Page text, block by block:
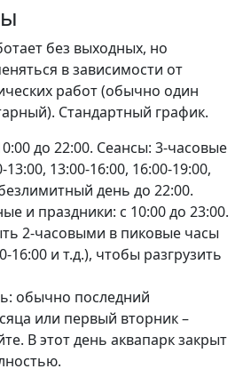
без выходных, но
в зависимости от
работ (обычно один
Стандартный график.
до 22:00. Сеансы: 3-часовые
13:00-16:00, 16:00-19:00,
день до 22:00.
и праздники: с 10:00 до 23:00.
2-часовыми в пиковые часы
16:00 и т.д.), чтобы разгрузить
обычно последний
или первый вторник –
В этот день аквапарк закрыт